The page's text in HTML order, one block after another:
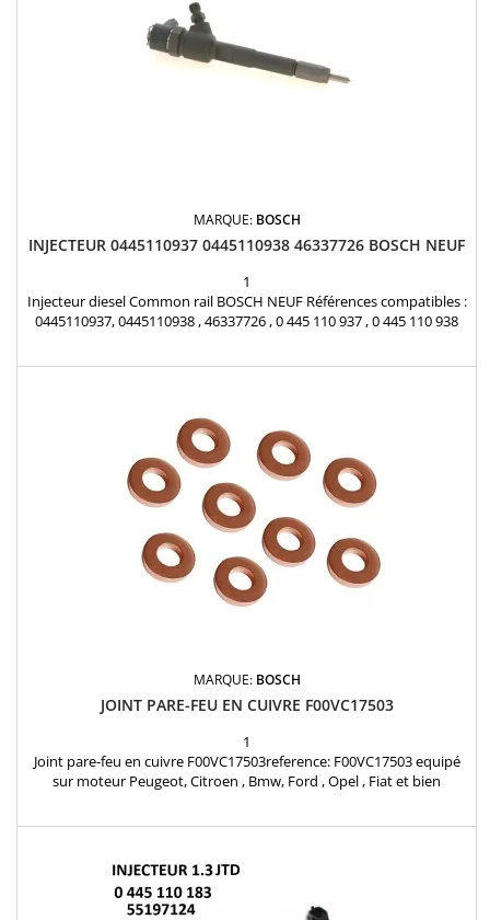
MARQUE: BOSCH
INJECTEUR 0445110937 0445110938 46337726 BOSCH NEUF
1
Injecteur diesel Common rail BOSCH NEUF Références compatibles :
0445110937, 0445110938 , 46337726 , 0 445 110 937 , 0 445 110 938
MARQUE: BOSCH
JOINT PARE-FEU EN CUIVRE F00VC17503
1
Joint pare-feu en cuivre F00VC17503reference: F00VC17503 equipé
sur moteur Peugeot, Citroen , Bmw, Ford , Opel , Fiat et bien